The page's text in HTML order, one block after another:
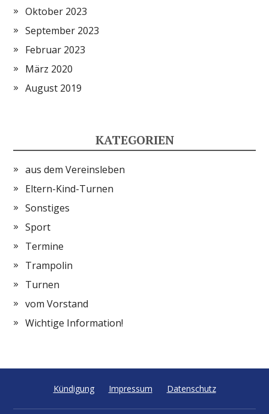
Oktober 2023
September 2023
Februar 2023
März 2020
August 2019
KATEGORIEN
aus dem Vereinsleben
Eltern-Kind-Turnen
Sonstiges
Sport
Termine
Trampolin
Turnen
vom Vorstand
Wichtige Information!
Kündigung Impressum Datenschutz